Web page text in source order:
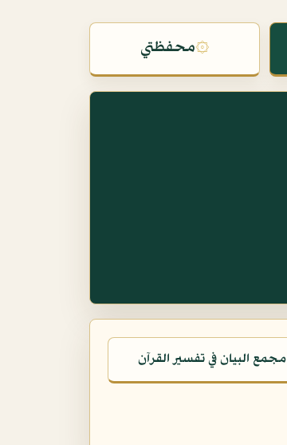
۞محفظتي
مجمع البيان في تفسير القرآن